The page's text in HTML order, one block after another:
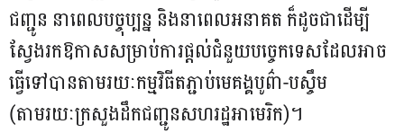
ជញ្ជូន នាពេលបច្ចុប្បន្ន និងនាពេលអនាគត ក៏ដូចជាដើម្បី
ស្វែងរកឱកាសសម្រាប់ការផ្តល់ជំនួយបច្ចេកទេសដែលអាច
ធ្វើទៅបានតាមរយៈកម្មវិធីតភ្ជាប់មេគង្គបូព៌ា-បស្ចឹម
(តាមរយៈក្រសួងដឹកជញ្ជូនសហរដ្ឋអាមេរិក)។